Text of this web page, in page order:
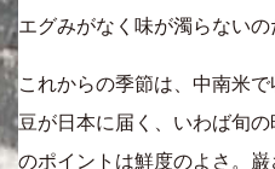
エグみがなく味が濁らないの
これからの季節は、中南米
豆が日本に届く、いわば旬
のポイントは鮮度のよさ。